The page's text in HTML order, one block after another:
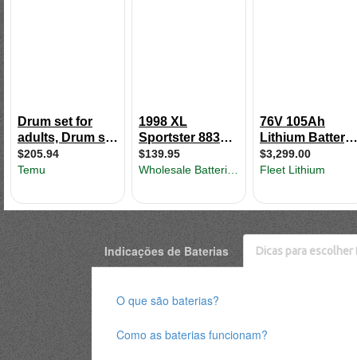
Indicações de Baterias Dicas para escolher
O que são baterias?
Como as baterias funcionam?